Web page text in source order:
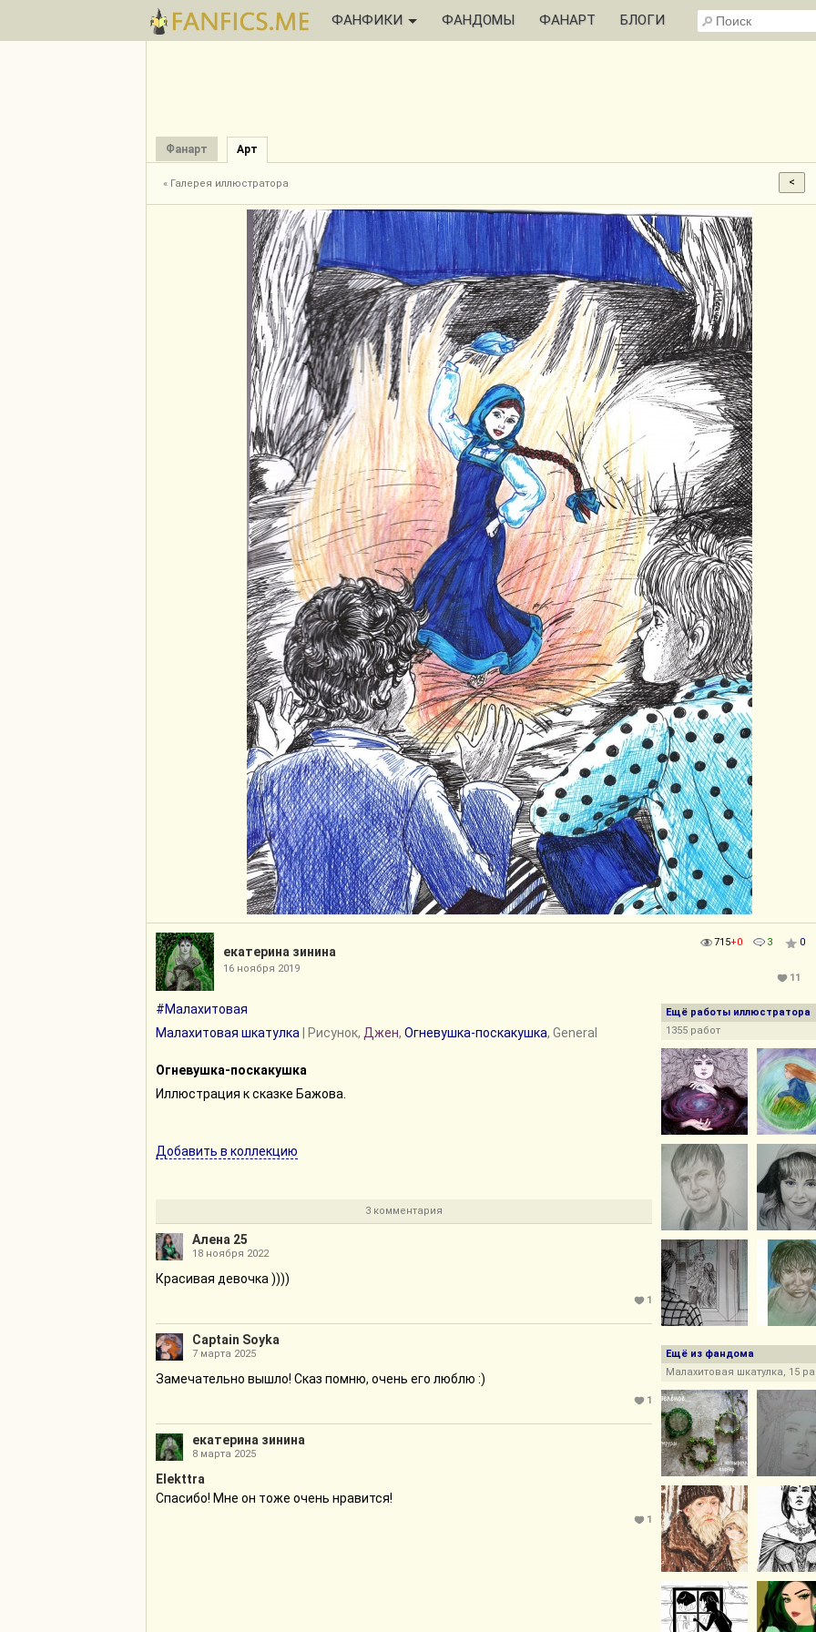
ФАНФИКИ ФАНДОМЫ ФАНАРТ БЛОГИ
Фанарт Арт
« Галерея иллюстратора
екатерина зинина
16 ноября 2019
#Малахитовая
Малахитовая шкатулка | Рисунок, Джен, Огневушка-поскакушка, General
Огневушка-поскакушка
Иллюстрация к сказке Бажова.
Добавить в коллекцию
3 комментария
Алена 25
18 ноября 2022
Красивая девочка ))))
1
Captain Soyka
7 марта 2025
Замечательно вышло! Сказ помню, очень его люблю :)
1
екатерина зинина
8 марта 2025
Elekttra
Спасибо! Мне он тоже очень нравится!
1
715+0 3 0
11
Ещё работы иллюстратора
1355 работ
Ещё из фандома
Малахитовая шкатулка, 15